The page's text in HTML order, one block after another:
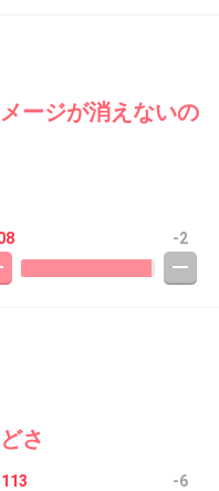
ージが消えないの
-2
さ
-6